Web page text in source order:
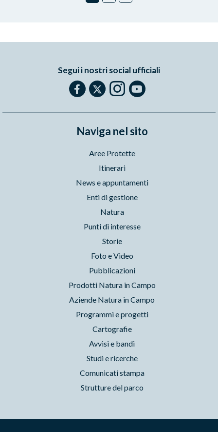
Segui i nostri social ufficiali
Naviga nel sito
Aree Protette
Itinerari
News e appuntamenti
Enti di gestione
Natura
Punti di interesse
Storie
Foto e Video
Pubblicazioni
Prodotti Natura in Campo
Aziende Natura in Campo
Programmi e progetti
Cartografie
Avvisi e bandi
Studi e ricerche
Comunicati stampa
Strutture del parco